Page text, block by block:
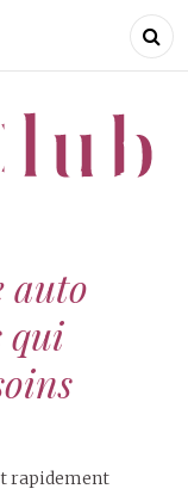
auto
qui
rapidement